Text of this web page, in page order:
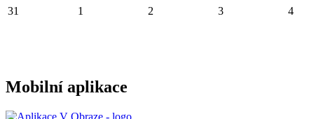
31 1 2 3 4
Mobilní aplikace